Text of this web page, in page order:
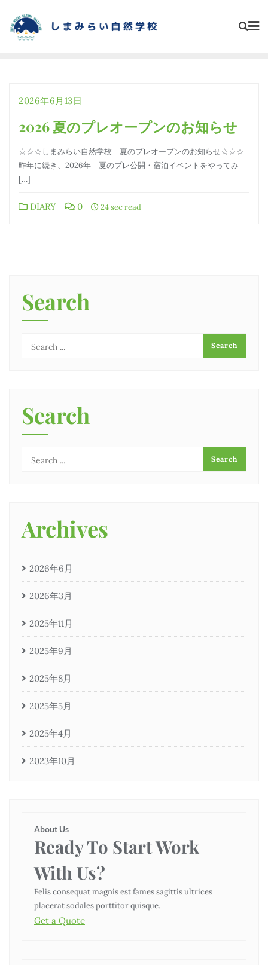
content
2026年6月13日
2026 夏のプレオープンのお知らせ
☆☆☆しまみらい自然学校 夏のプレオープンのお知らせ☆☆☆
昨年に続き、2026年 夏のプレ公開・宿泊イベントをやってみ
[…]
DIARY 0 24 sec read
Search
Search
Archives
2026年6月
2026年3月
2025年11月
2025年9月
2025年8月
2025年5月
2025年4月
2023年10月
About Us
Ready To StartWork
With Us?
Felis consequat magnis est fames sagittis ultrices
placerat sodales porttitor quisque.
Get a Quote